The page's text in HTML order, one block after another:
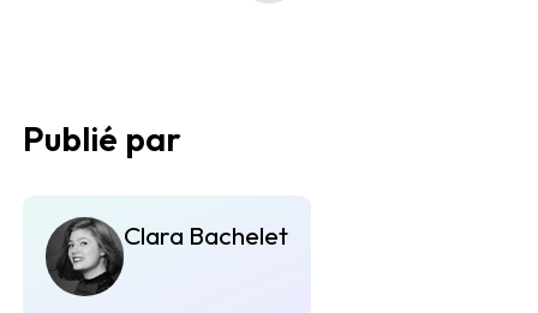
Publié par
Clara Bachelet